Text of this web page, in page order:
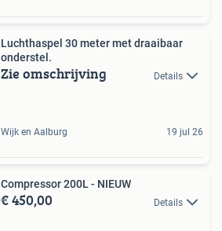
Luchthaspel 30 meter met draaibaar
onderstel.
Zie omschrijving Details
Wijk en Aalburg 19 jul 26
Compressor 200L - NIEUW
€ 450,00 Details